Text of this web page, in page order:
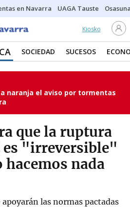
en Navarra UAGA Tauste
Kiosko
SOCIEDAD SUCESOS
a naranja el aviso por tormentas
que la ruptura
es "irreversible"
nada
las normas pactadas